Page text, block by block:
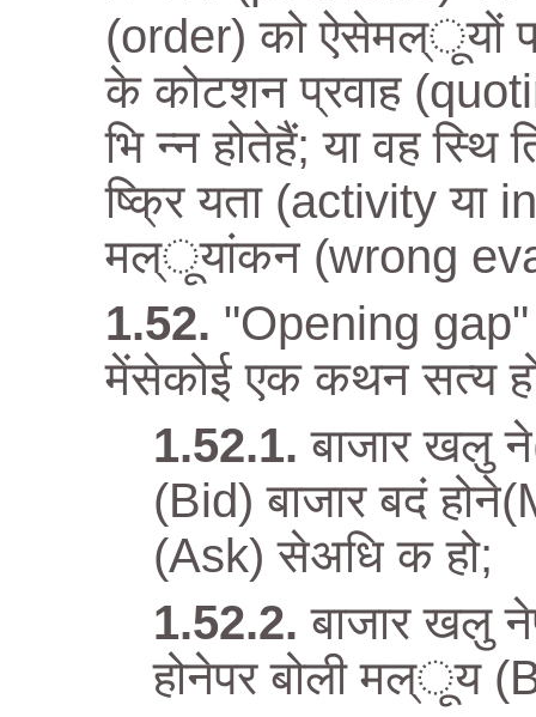
(order) को ऐसेमल्ूयों
के कोटशन प्रवाह
भि न्न होतेहैं; या वह स्थि
ष्क्रि यता (activity
मल्ूयांकन (wrong
"Opening gap"
मेंसेकोई एक कथन सत्य
बाजार खलु
(Bid) बाजार बदं
(Ask) सेअधि क हो;
बाजार खलु
होनेपर बोली मल्ूय